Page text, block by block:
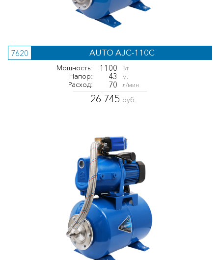
7620 AUTO AJC-110C
Мощность: 1100 Вт
Напор: 43 м.
Расход: 70 л/мин
26 745 руб.